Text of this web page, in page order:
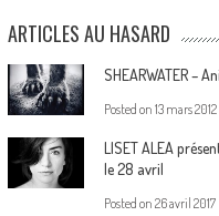
ARTICLES AU HASARD
SHEARWATER –
Posted on 13 mars 2012
LISET ALEA
le 28 avril
Posted on 26 avril 2017